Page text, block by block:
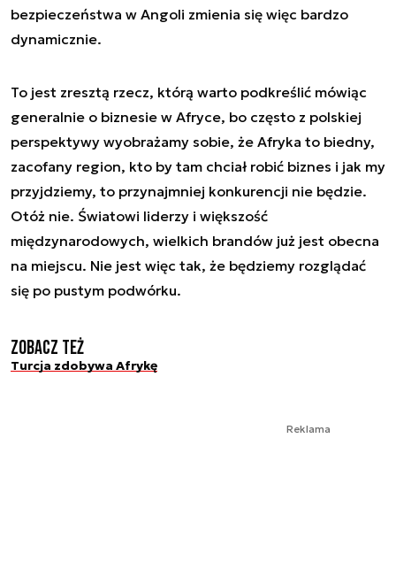
bezpieczeństwa w Angoli zmienia się więc bardzo
dynamicznie.
To jest zresztą rzecz, którą warto podkreślić mówiąc
generalnie o biznesie w Afryce, bo często z polskiej
perspektywy wyobrażamy sobie, że Afryka to biedny,
zacofany region, kto by tam chciał robić biznes i jak my
przyjdziemy, to przynajmniej konkurencji nie będzie.
Otóż nie. Światowi liderzy i większość
międzynarodowych, wielkich brandów już jest obecna
na miejscu. Nie jest więc tak, że będziemy rozglądać
się po pustym podwórku.
Zobacz też
Turcja zdobywa Afrykę
Reklama